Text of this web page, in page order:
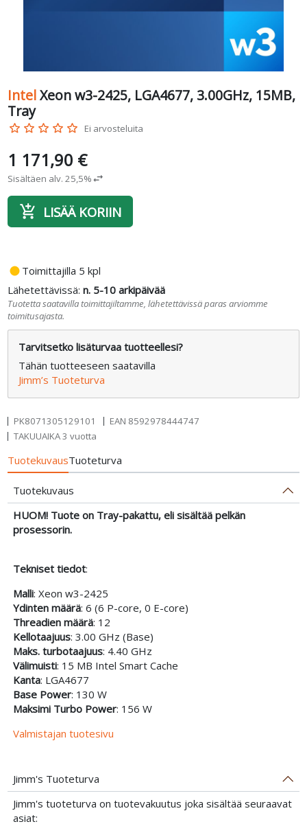
IntelXeon w3-2425, LGA4677, 3.00GHz, 15MB,
Tray
star_border star_border star_border star_border star_border Ei arvosteluita
1 171,90 €
Sisältäen alv. 25,5%swap_horiz
add_shopping_cart LISÄÄ KORIIN
fiber_manual_record Toimittajilla 5 kpl
Lähetettävissä:n. 5-10 arkipäivää
Tuotetta saatavilla toimittajiltamme, lähetettävissä paras arviomme
toimitusajasta.
Tarvitsetko lisäturvaa tuotteellesi?
Tähän tuotteeseen saatavilla
Jimm’s Tuoteturva
PK8071305129101 EAN 8592978444747
TAKUUAIKA 3 vuotta
TuotekuvausTuoteturva
Tuotekuvaus
HUOM! Tuote on Tray-pakattu, eli sisältää pelkän
prosessorin.
Tekniset tiedot:
Malli: Xeon w3-2425
Ydinten määrä: 6 (6 P-core, 0 E-core)
Threadien määrä: 12
Kellotaajuus: 3.00 GHz (Base)
Maks. turbotaajuus: 4.40 GHz
Välimuisti: 15 MB Intel Smart Cache
Kanta: LGA4677
Base Power: 130 W
Maksimi Turbo Power: 156 W
Valmistajan tuotesivu
Jimm's Tuoteturva
Jimm's tuoteturva on tuotevakuutus joka sisältää seuraavat
asiat: